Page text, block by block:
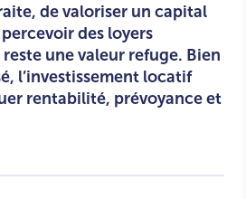
de valoriser un capital
des loyers
une valeur refuge. Bien
l’investissement locatif
rentabilité, prévoyance et